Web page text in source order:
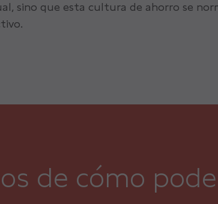
sino que esta cultura de ahorro se
de cómo